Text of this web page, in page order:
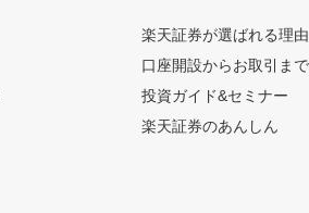
楽天証券が選ばれる理由
口座開設からお取引ま
投資ガイド&セミナー
楽天証券のあんしん